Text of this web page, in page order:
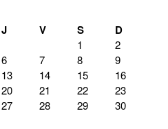
J V S D
1
2
6 7 8
9
13 14 15
16
20 21 22
23
27 28 29
30